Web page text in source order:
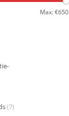
Max: €650
(7)